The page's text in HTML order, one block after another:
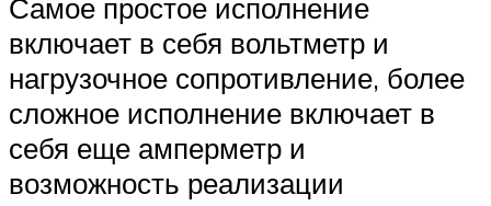
Самое простое исполнение
включает в себя вольтметр и
нагрузочное сопротивление, более
сложное исполнение включает в
себя еще амперметр и
возможность реализации